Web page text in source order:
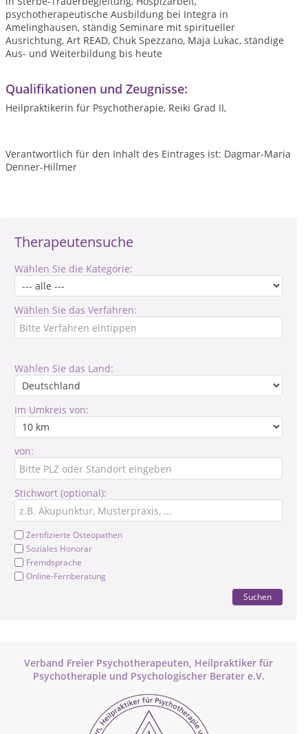
Therapeutensuche
Wählen Sie die Kategorie:
Wählen Sie das Verfahren:
Wählen Sie das Land:
Im Umkreis von:
von:
Stichwort (optional):
Zertifizierte Osteopathen
Soziales Honorar
Fremdsprache
Online-Fernberatung
Suchen
Verband Freier Psychotherapeuten, Heilpraktiker für
Psychotherapie und Psychologischer Berater e.V.
psychotherapeutische Ausbildung bei Integra in
Amelinghausen, ständig Seminare mit spiritueller
Ausrichtung, Art READ, Chuk Spezzano, Maja Lukac, ständige
Aus- und Weiterbildung bis heute
Qualifikationen und Zeugnisse:
Heilpraktikerin für Psychotherapie, Reiki Grad II,
Verantwortlich für den Inhalt des Eintrages ist: Dagmar-Maria
Denner-Hillmer